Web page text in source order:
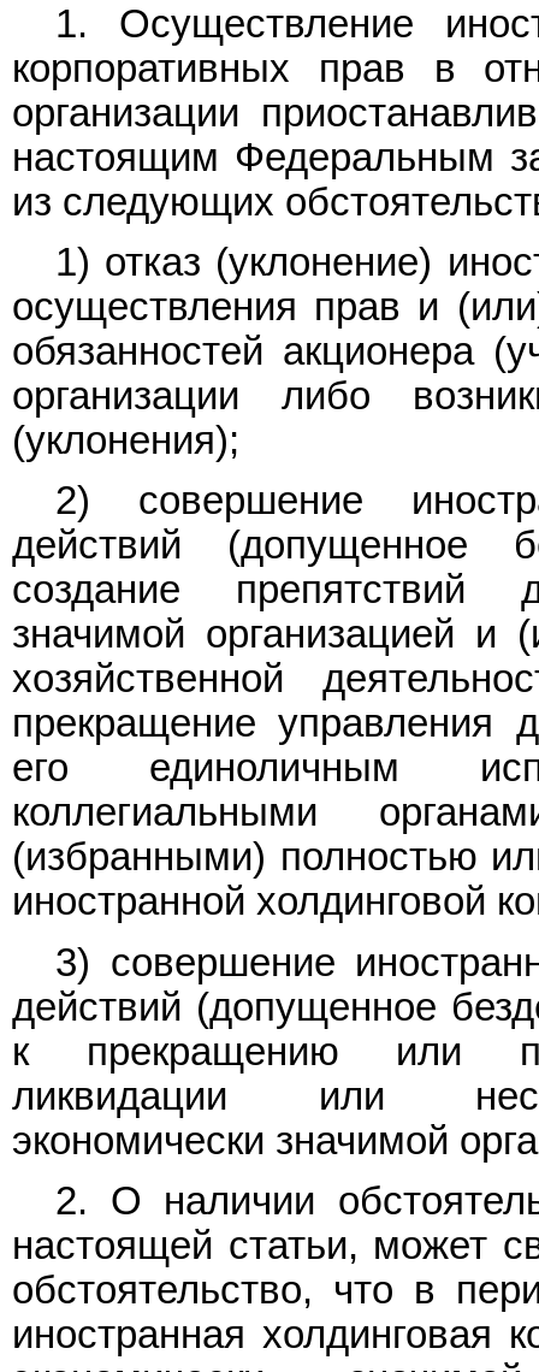
1. Осуществление
корпоративных прав в
организации
настоящим Федеральным
из следующих
1) отказ (уклонение)
осуществления прав и
обязанностей акционера
организации либо
(уклонения);
2) совершение
действий (допущенное
создание препятствий
значимой организацией
хозяйственной
прекращение управления
его единоличным
коллегиальными
(избранными) полностью
иностранной холдинговой
3) совершение
действий (допущенное
к прекращению или
ликвидации или
экономически значимой
2. О наличии
настоящей статьи, может
обстоятельство, что в
иностранная холдинговая